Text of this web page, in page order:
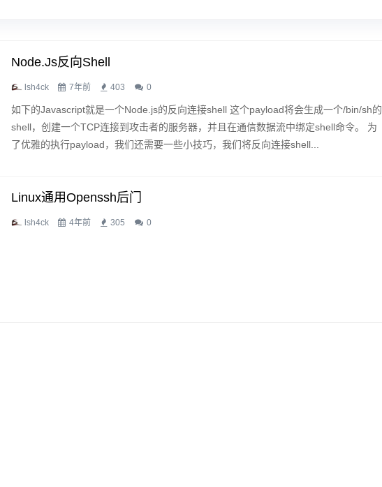
Node.js反向Shell
lsh4ck 7年前 403 0
如下的Javascript就是一个Node.js的反向连接shell 这个payload将会生成一个/bin/sh的
shell，创建一个TCP连接到攻击者的服务器，并且在通信数据流中绑定shell命令。 为
了优雅的执行payload，我们还需要一些小技巧，我们将反向连接shell...
Linux通用openssh后门
lsh4ck 4年前 305 0